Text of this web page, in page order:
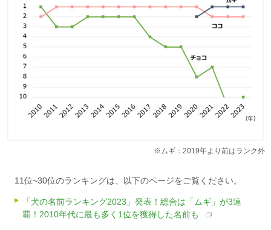
※ムギ：2019年より前はランク外
11位~30位のランキングは、以下のページをご覧ください。
「犬の名前ランキング2023」発表！総合は「ムギ」が3連
覇！2010年代に最も多く1位を獲得した名前も